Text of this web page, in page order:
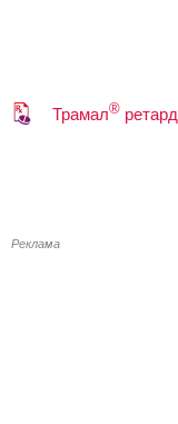
Трамал®ретард
Реклама